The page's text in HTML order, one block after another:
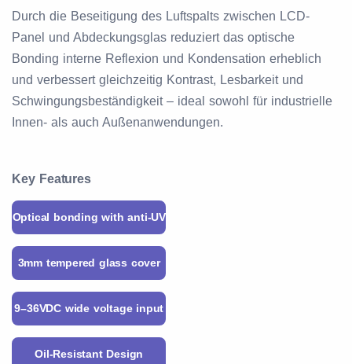
Durch die Beseitigung des Luftspalts zwischen LCD-
Panel und Abdeckungsglas reduziert das optische
Bonding interne Reflexion und Kondensation erheblich
und verbessert gleichzeitig Kontrast, Lesbarkeit und
Schwingungsbeständigkeit – ideal sowohl für industrielle
Innen- als auch Außenanwendungen.
Key Features
Optical bonding with anti-UV
3mm tempered glass cover
9–36VDC wide voltage input
Oil-Resistant Design